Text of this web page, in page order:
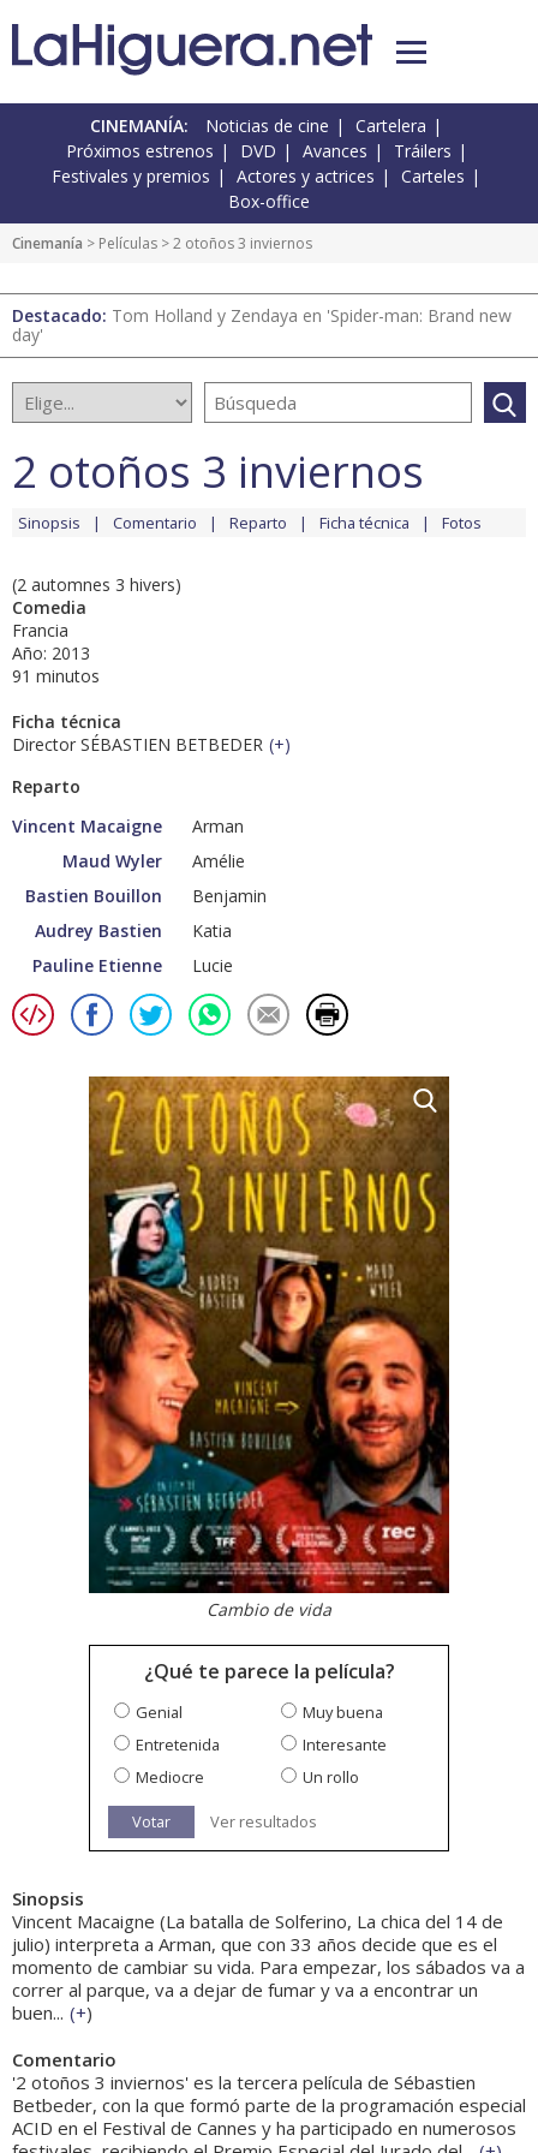
CINEMANÍA: Noticias de cine
Cartelera
Próximos estrenos
DVD Avances
Tráilers
Festivales y premios
Actores y actrices
Carteles
Box-office
Cinemanía > Películas > 2 otoños 3 inviernos
Destacado: Tom Holland y Zendaya en 'Spider-man: Brand new
day'
2 otoños 3 inviernos
Sinopsis Comentario Reparto Ficha técnica Fotos
(2 automnes 3 hivers)
Comedia
Francia
Año: 2013
91 minutos
Ficha técnica
Director SÉBASTIEN BETBEDER (+)
Reparto
Vincent Macaigne
Arman
Maud Wyler
Amélie
Bastien Bouillon
Benjamin
Audrey Bastien
Katia
Pauline Etienne
Lucie
Cambio de vida
¿Qué te parece la película?
Genial
Muy buena
Entretenida
Interesante
Mediocre
Un rollo
Votar Ver resultados
Sinopsis
Vincent Macaigne (La batalla de Solferino, La chica del 14 de
julio) interpreta a Arman, que con 33 años decide que es el
momento de cambiar su vida. Para empezar, los sábados va a
correr al parque, va a dejar de fumar y va a encontrar un
buen... (+)
Comentario
'2 otoños 3 inviernos' es la tercera película de Sébastien
Betbeder, con la que formó parte de la programación especial
ACID en el Festival de Cannes y ha participado en numerosos